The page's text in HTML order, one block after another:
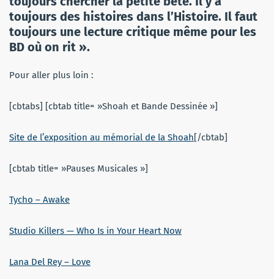
toujours des histoires dans l’Histoire. Il faut
toujours une lecture critique même pour les
BD où on rit ».
Pour aller plus loin :
[cbtabs] [cbtab title= »Shoah et Bande Dessinée »]
Site de l’exposition au mémorial de la Shoah[/cbtab]
[cbtab title= »Pauses Musicales »]
Tycho – Awake
Studio Killers — Who Is in Your Heart Now
Lana Del Rey – Love